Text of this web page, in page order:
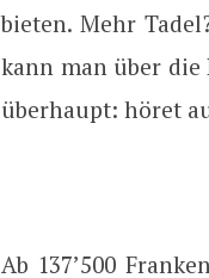
bieten. Mehr
kann man über die
überhaupt: höret
Ab 137’500